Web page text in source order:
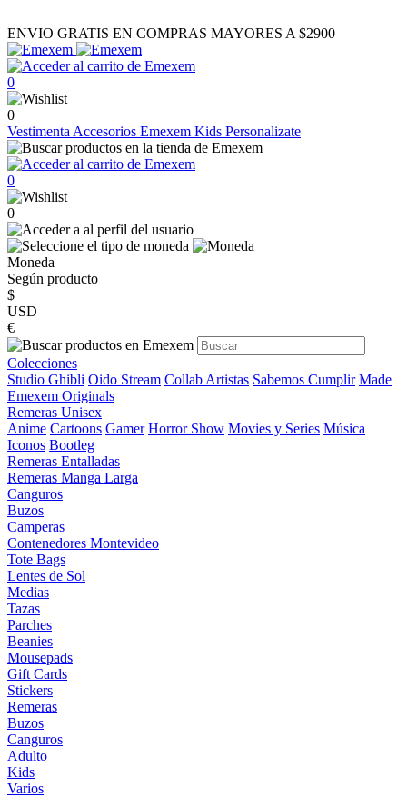
ENVIO GRATIS EN COMPRAS MAYORES A $2900
0
0
Vestimenta Accesorios Emexem Kids Personalizate
0
0
Moneda
Según producto
$
USD
€
Colecciones
Studio Ghibli Oido Stream Collab Artistas Sabemos Cumplir Made
Emexem Originals
Remeras Unisex
Anime Cartoons Gamer Horror Show Movies y Series Música
Iconos Bootleg
Remeras Entalladas
Remeras Manga Larga
Canguros
Buzos
Camperas
Contenedores Montevideo
Tote Bags
Lentes de Sol
Medias
Tazas
Parches
Beanies
Mousepads
Gift Cards
Stickers
Remeras
Buzos
Canguros
Adulto
Kids
Varios